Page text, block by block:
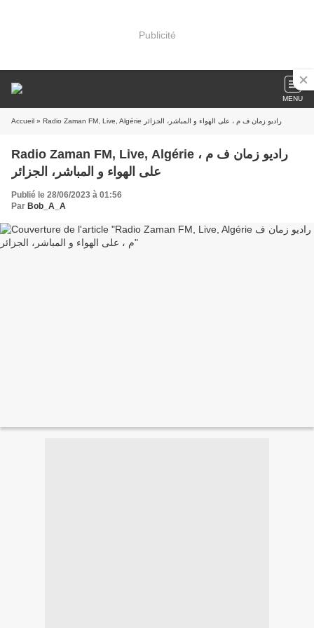
Publicité
MENU
Accueil » Radio Zaman FM, Live, Algérie راديو زمان ف م ، على الهواء و المباشر، الجزائر
Radio Zaman FM, Live, Algérie راديو زمان ف م ،
على الهواء و المباشر، الجزائر
Publié le 28/06/2023 à 01:56
Par Bob_A_A